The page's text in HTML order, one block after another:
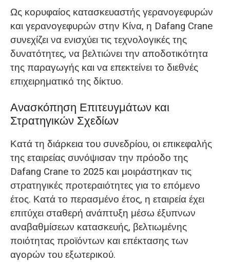
Ως κορυφαίος κατασκευαστής γερανογεφυρών
και γερανογεφυρών στην Κίνα, η Dafang Crane
συνεχίζει να ενισχύει τις τεχνολογικές της
δυνατότητες, να βελτιώνει την αποδοτικότητα
της παραγωγής και να επεκτείνει το διεθνές
επιχειρηματικό της δίκτυο.
Ανασκόπηση Επιτευγμάτων και
Στρατηγικών Σχεδίων
Κατά τη διάρκεια του συνεδρίου, οι επικεφαλής
της εταιρείας συνόψισαν την πρόοδο της
Dafang Crane το 2025 και μοιράστηκαν τις
στρατηγικές προτεραιότητες για το επόμενο
έτος. Κατά το περασμένο έτος, η εταιρεία έχει
επιτύχει σταθερή ανάπτυξη μέσω έξυπνων
αναβαθμίσεων κατασκευής, βελτιωμένης
ποιότητας προϊόντων και επέκτασης των
αγορών του εξωτερικού.